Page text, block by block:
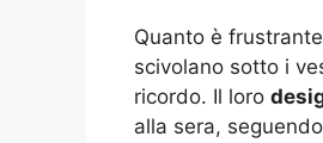
Quanto è
scivolano sotto i
ricordo. Il loro
alla sera,